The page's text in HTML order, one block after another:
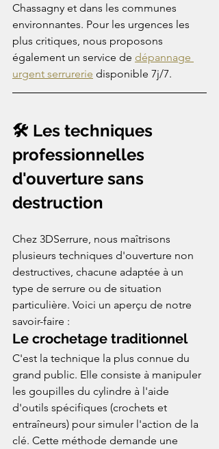
Chassagny et dans les communes
environnantes. Pour les urgences les
plus critiques, nous proposons
également un service de dépannage
urgent serrurerie disponible 7j/7.
🛠️ Les techniques
professionnelles
d'ouverture sans
destruction
Chez 3DSerrure, nous maîtrisons
plusieurs techniques d'ouverture non
destructives, chacune adaptée à un
type de serrure ou de situation
particulière. Voici un aperçu de notre
savoir-faire :
Le crochetage traditionnel
C'est la technique la plus connue du
grand public. Elle consiste à manipuler
les goupilles du cylindre à l'aide
d'outils spécifiques (crochets et
entraîneurs) pour simuler l'action de la
clé. Cette méthode demande une